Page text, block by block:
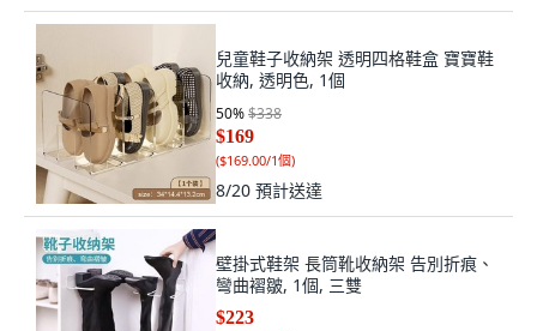
兒童鞋子收納架 透明四格鞋盒 寶寶鞋
收納, 透明色, 1個
50%$338
$169
($169.00/1個)
8/20 預計送達
壁掛式鞋架 長筒靴收納架 告別折痕、
彎曲褶皺, 1個, 三雙
$223